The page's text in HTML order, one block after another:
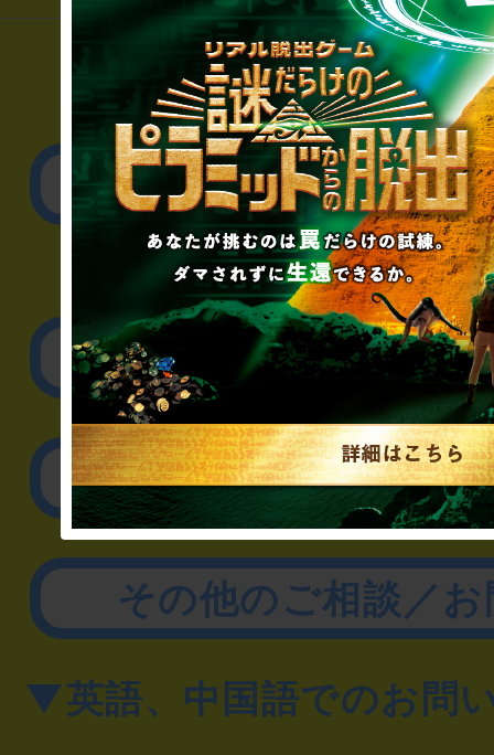
▼一般のお客様
公演内容、チケット
▼企業／法人の方
リアル脱出ゲーム制作
取材に関するお
その他のご相談／
▼英語、中国語でのお問